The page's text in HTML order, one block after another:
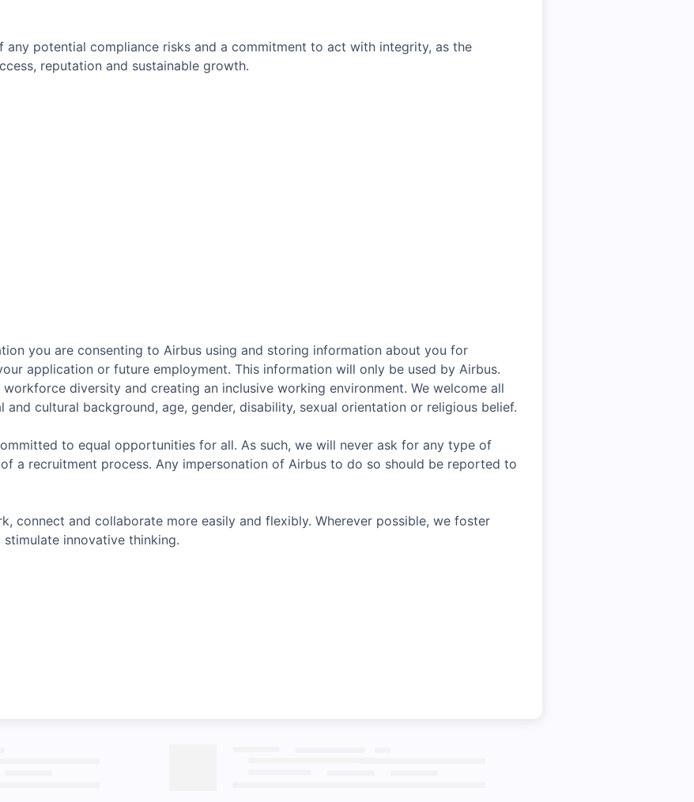
any potential compliance risks and a commitment to act with integrity, as the
reputation and sustainable growth.
you are consenting to Airbus using and storing information about you for
application or future employment. This information will only be used by Airbus.
diversity and creating an inclusive working environment. We welcome all
cultural background, age, gender, disability, sexual orientation or religious belief.
to equal opportunities for all. As such, we will never ask for any type of
a recruitment process. Any impersonation of Airbus to do so should be reported to
connect and collaborate more easily and flexibly. Wherever possible, we foster
innovative thinking.